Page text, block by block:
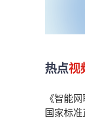
热点视
《智能
国家标